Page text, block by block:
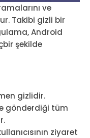
ve
Takibi gizli bir
Android
şekilde
gizlidir.
gönderdiği tüm
ziyaret